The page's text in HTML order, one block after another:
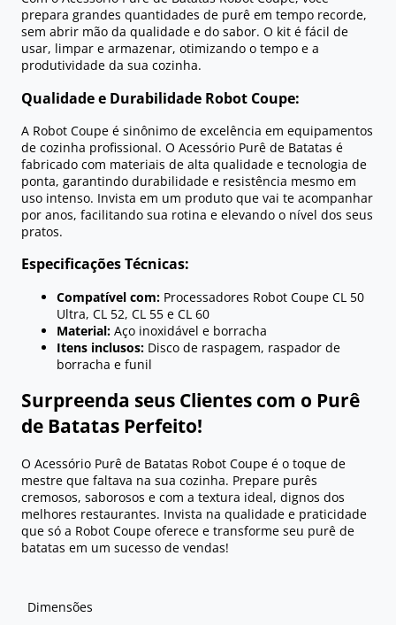
prepara grandes quantidades de purê em tempo recorde,
sem abrir mão da qualidade e do sabor. O kit é fácil de
usar, limpar e armazenar, otimizando o tempo e a
produtividade da sua cozinha.
Qualidade e Durabilidade Robot Coupe:
A Robot Coupe é sinônimo de excelência em equipamentos
de cozinha profissional. O Acessório Purê de Batatas é
fabricado com materiais de alta qualidade e tecnologia de
ponta, garantindo durabilidade e resistência mesmo em
uso intenso. Invista em um produto que vai te acompanhar
por anos, facilitando sua rotina e elevando o nível dos seus
pratos.
Especificações Técnicas:
Compatível com: Processadores Robot Coupe CL 50
Ultra, CL 52, CL 55 e CL 60
Material: Aço inoxidável e borracha
Itens inclusos: Disco de raspagem, raspador de
borracha e funil
Surpreenda seus Clientes com o Purê
de Batatas Perfeito!
O Acessório Purê de Batatas Robot Coupe é o toque de
mestre que faltava na sua cozinha. Prepare purês
cremosos, saborosos e com a textura ideal, dignos dos
melhores restaurantes. Invista na qualidade e praticidade
que só a Robot Coupe oferece e transforme seu purê de
batatas em um sucesso de vendas!
Dimensões